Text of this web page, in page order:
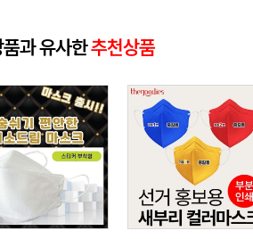
품과 유사한추천상품